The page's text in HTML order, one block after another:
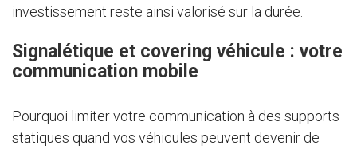
investissement reste ainsi valorisé sur la durée.
Signalétique et covering véhicule : votre
communication mobile
Pourquoi limiter votre communication à des supports
statiques quand vos véhicules peuvent devenir de